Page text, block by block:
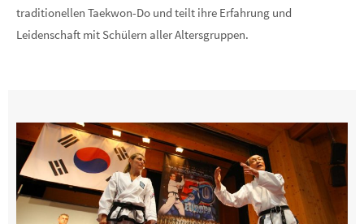
traditionellen Taekwon-Do und teilt ihre Erfahrung und
Leidenschaft mit Schülern aller Altersgruppen.